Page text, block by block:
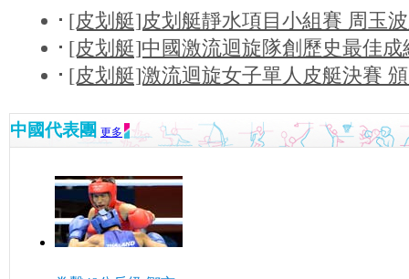
[皮划艇]皮划艇靜水項目小組賽 周玉
[皮划艇]中國激流迴旋隊創歷史最佳成
[皮划艇]激流迴旋女子單人皮艇決賽
中國代表團 更多